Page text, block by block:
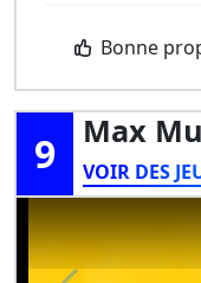
Bonne
9 Max
VOIR DES